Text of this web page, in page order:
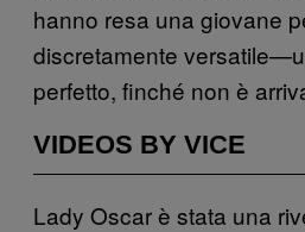
hanno resa una giovane
discretamente
perfetto, finché non è
VIDEOS BY VICE
Lady Oscar è stata una